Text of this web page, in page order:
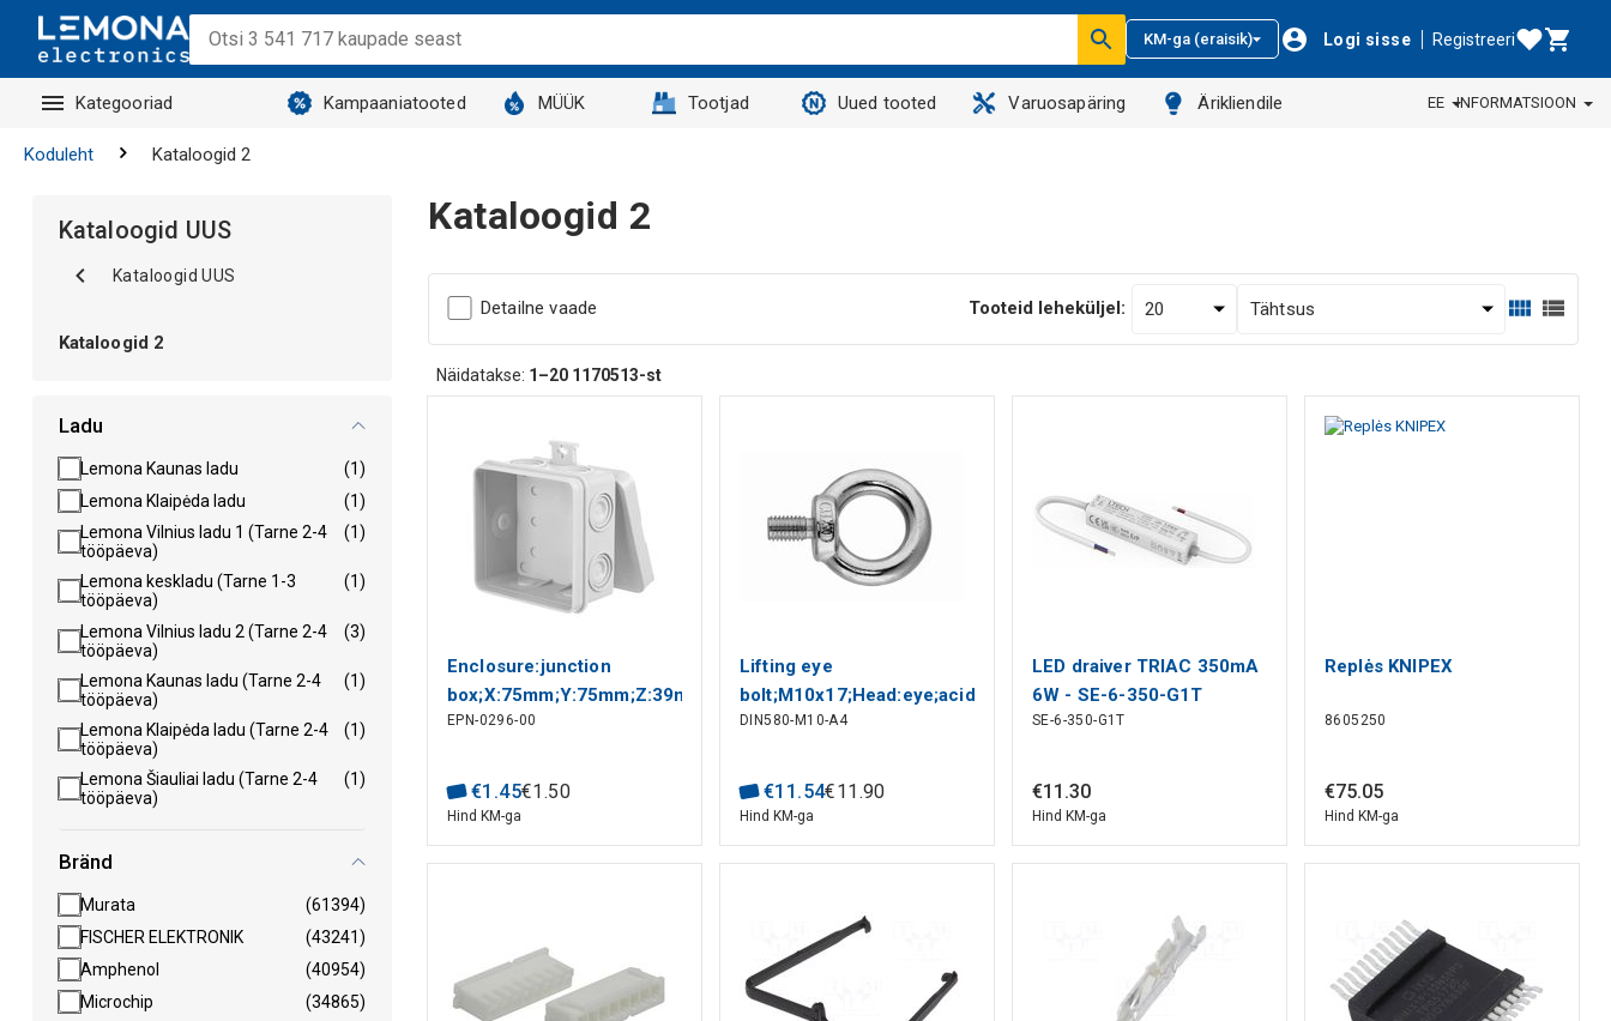
KM-ga (eraisik) Logi sisse Registreeri
Kategooriad Kampaaniatooted MÜÜK Tootjad Uued tooted Varuosapäring Ärikliendile EE INFORMATSIOON
Koduleht Kataloogid 2
Kataloogid 2
Detailne vaade Tooteid leheküljel:
Näidatakse: 1–20 1170513-st
Enclosure:junction
box;X:75mm;Y:75mm;Z:39mm;wall
mount;IP55
EPN-0296-00
€1 .45€1 .50
Hind KM-ga
Lifting eye
bolt;M10x17;Head:eye;acid
resistant steel A4
DIN580-M10-A4
€11 .54€11 .90
Hind KM-ga
LED draiver TRIAC 350mA
6W - SE-6-350-G1T
SE-6-350-G1T
€11 .30
Hind KM-ga
Replės KNIPEX
8605250
€75.05
Hind KM-ga
Kataloogid UUS
Kataloogid UUS
Kataloogid 2
Ladu
Lemona Kaunas ladu
(1)
Lemona Klaipėda ladu
(1)
Lemona Vilnius ladu 1 (Tarne 2-4
tööpäeva)
(1)
Lemona keskladu (Tarne 1-3
tööpäeva)
(1)
Lemona Vilnius ladu 2 (Tarne 2-4
tööpäeva)
(3)
Lemona Kaunas ladu (Tarne 2-4
tööpäeva)
(1)
Lemona Klaipėda ladu (Tarne 2-4
tööpäeva)
(1)
Lemona Šiauliai ladu (Tarne 2-4
tööpäeva)
(1)
Bränd
Murata
(61394)
FISCHER ELEKTRONIK
(43241)
Amphenol
(40954)
Microchip
(34865)